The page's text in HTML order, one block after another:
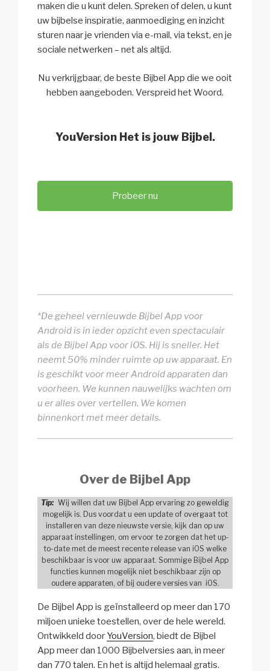
maken die u kunt delen. Spreken of delen, u kunt
uw bijbelse inspiratie, aanmoediging en inzicht
sturen naar je vrienden via e-mail, via tekst, en je
sociale netwerken – net als altijd.
Nu verkrijgbaar, de beste Bijbel App die we ooit
hebben aangeboden. Verspreid het Woord.
YouVersion Het is jouw Bijbel.
Probeer nu
*De geheel vernieuwde Bijbel App voor
Android is in ieder opzicht even spectaculair
als de Bijbel App voor iOS. Hij is sneller. Het
neemt 50% minder ruimte op uw apparaat. En
is geschikt voor meer Android apparaten dan
voorheen. We kunnen nauwelijks wachten om
u er alles over vertellen. We komen
binnenkort met meer details.
Over de Bijbel App
Tip: Wij willen dat uw Bijbel App ervaring zo geweldig
mogelijk is. Dus voordat u een update of overgaat tot
installeren van deze nieuwste versie, kijk dan op uw
apparaat instellingen, om ervoor te zorgen dat het up-
to-date met de meest recente release van iOS welke
beschikbaar is voor uw apparaat. Sommige Bijbel App
functies kunnen mogelijk niet beschikbaar zijn op
oudere apparaten, of bij oudere versies van iOS.
De Bijbel App is geïnstalleerd op meer dan 170
miljoen unieke toestellen, over de hele wereld.
Ontwikkeld door YouVersion, biedt de Bijbel
App meer dan 1000 Bijbelversies aan, in meer
dan 770 talen. En het is altijd helemaal gratis.